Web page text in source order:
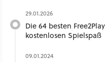
29.01.2026
Die 64 besten
kostenlosen Spielspaß
09.01.2024